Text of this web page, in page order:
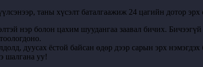
таны хүсэлт баталгаажиж 24 цагийн дотор
нэр болон цахим шуудангаа заавал бичих.
дуусах ёстой байсан өдөр дээр сарын эрх нэмэгдэх
шалгана уу!